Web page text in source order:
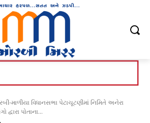
માળીયા વિધાનસભા પેટાચૂટણીમાં નિમિતે અનેરા
દ્વારા પોતાના...